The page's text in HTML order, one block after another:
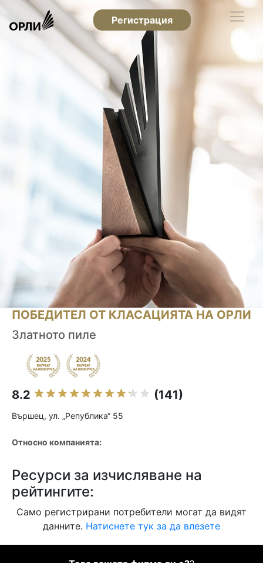
Регистрация
ПОБЕДИТЕЛ ОТ КЛАСАЦИЯТА НА ОРЛИ
Златното пиле
8.2 (141)
Вършец, ул. „Република“ 55
Относно компанията:
Ресурси за изчисляване на
рейтингите:
Само регистрирани потребители могат да видят
данните. Натиснете тук за да влезете